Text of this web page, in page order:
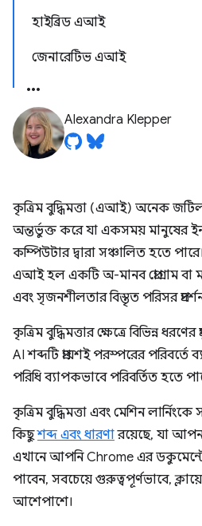
হাইব্রিড এআই
জেনারেটিভ এআই
Alexandra Klepper
কৃত্রিম বুদ্ধিমত্তা (এআই) অনেক জটিল,
অন্তর্ভুক্ত করে যা একসময় মানুষের
কম্পিউটার দ্বারা সঞ্চালিত হতে
এআই হল একটি অ-মানব প্রোগ্রাম বা
এবং সৃজনশীলতার বিস্তৃত পরিসর
কৃত্রিম বুদ্ধিমত্তার ক্ষেত্রে বিভিন্ন ধরণের
AI শব্দটি প্রায়শই পরস্পরের
পরিধি ব্যাপকভাবে পরিবর্তিত হতে
কৃত্রিম বুদ্ধিমত্তা এবং মেশিন
কিছুশব্দ এবং ধারণারয়েছে, যা
এখানে আপনি Chrome এর
পাবেন, সবচেয়ে গুরুত্বপূর্ণভাবে,
আশেপাশে।